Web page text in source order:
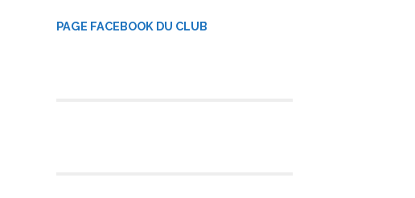
PAGE FACEBOOK DU CLUB